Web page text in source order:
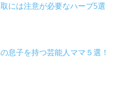
には注意が必要なハーブ5選
息子を持つ芸能人ママ５選！